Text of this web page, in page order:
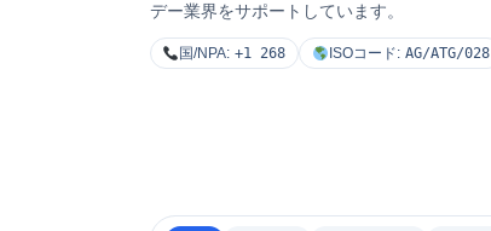
デー業界をサポートしています。
国/NPA: +1 268 ISOコード: AG/ATG/028